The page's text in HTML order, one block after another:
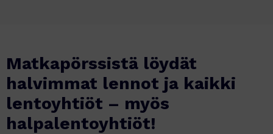
Matkapörssistä löydät
halvimmat lennot ja kaikki
lentoyhtiöt – myös
halpalentoyhtiöt!